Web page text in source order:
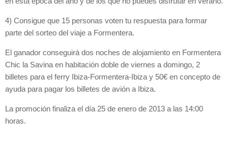
4) Consigue que 15 personas voten tu respuesta para formar
parte del sorteo del viaje a Formentera.
El ganador conseguirá dos noches de alojamiento en Formentera
Chic la Savina en habitación doble de viernes a domingo, 2
billetes para el ferry Ibiza-Formentera-Ibiza y 50€ en concepto de
ayuda para pagar los billetes de avión a Ibiza.
La promoción finaliza el día 25 de enero de 2013 a las 14:00
horas.